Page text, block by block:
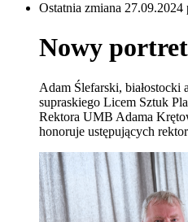
Ostatnia zmiana
Nowy
Adam Ślefarski, białostocki
supraskiego Licem Sztuk
Rektora UMB Adama
honoruje ustępujących